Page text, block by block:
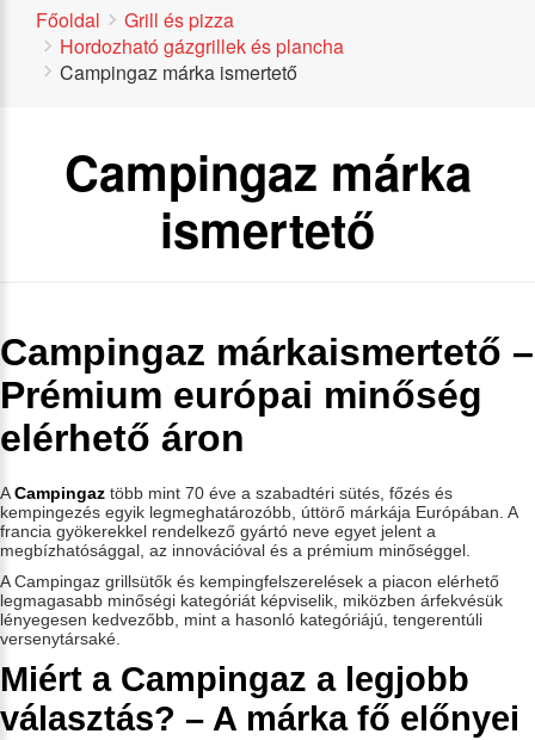
Főoldal
Grill és pizza
Hordozható gázgrillek és plancha
Campingaz márka ismertető
Campingaz márka
ismertető
Campingaz márkaismertető –
Prémium európai minőség
elérhető áron
ACampingaz több mint 70 éve a szabadtéri sütés, főzés és
kempingezés egyik legmeghatározóbb, úttörő márkája Európában. A
francia gyökerekkel rendelkező gyártó neve egyet jelent a
megbízhatósággal, az innovációval és a prémium minőséggel.
A Campingaz grillsütők és kempingfelszerelések a piacon elérhető
legmagasabb minőségi kategóriát képviselik, miközben árfekvésük
lényegesen kedvezőbb, mint a hasonló kategóriájú, tengerentúli
versenytársaké.
Miért a Campingaz a legjobb
választás? – A márka fő előnyei